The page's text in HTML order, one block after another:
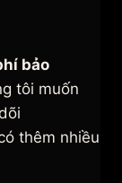
bảo
tôi muốn
thêm nhiều